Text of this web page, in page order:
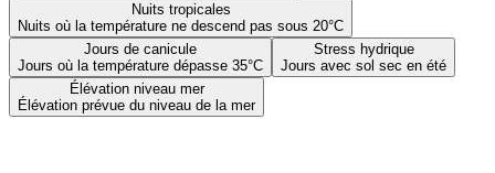
Nuits tropicales
Nuits où la température ne descend pas sous 20°C
Jours de canicule
Jours où la température dépasse 35°C
Stress hydrique
Jours avec sol sec en été
Élévation niveau mer
Élévation prévue du niveau de la mer